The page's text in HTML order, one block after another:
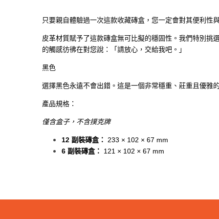
只要親自體驗過一次這款收藏磚盒，您一定會對其便利性
皮革材質賦予了這款磚盒無可比擬的穩固性。我們特別挑
的觸感彷彿在對您說：「請放心，交給我吧。」
黑色
選擇黑色永遠不會出錯。這是一個非常穩重、莊重且優雅
產品規格：
僅含盒子，不含撲克牌
12 副裝磚盒：
233 × 102 × 67 mm
6 副裝磚盒：
121 × 102 × 67 mm